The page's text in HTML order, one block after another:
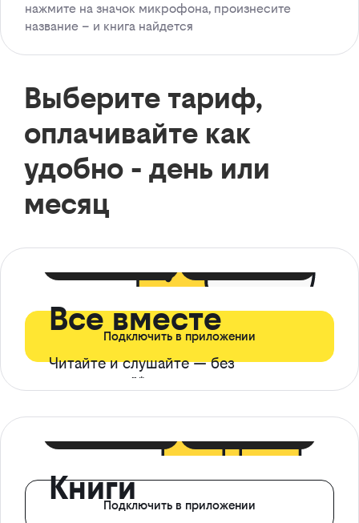
нажмите на значок микрофона, произнесите
название – и книга найдется
Выберите тариф,
оплачивайте как
удобно - день или
месяц
Все вместе
Читайте и слушайте — без
ограничений*
Подключить в приложении
КнигиПодключить в приложении